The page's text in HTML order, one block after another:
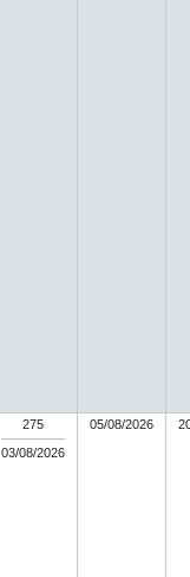
275
03/08/2026
05/08/2026